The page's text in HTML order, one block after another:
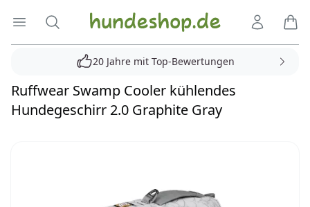
Menü öffnen
Suche Hundeshop.de
20 Jahre mit Top-Bewertungen
Ruffwear Swamp Cooler kühlendes
Hundegeschirr 2.0 Graphite Gray